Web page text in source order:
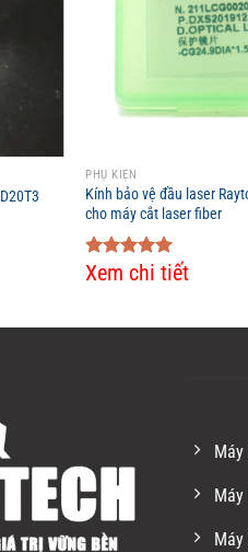
PHỤ KIỆN
Kính bảo vệ đầu laser
cho máy cắt laser fiber
Rated5.00
Xem chi tiết
Máy